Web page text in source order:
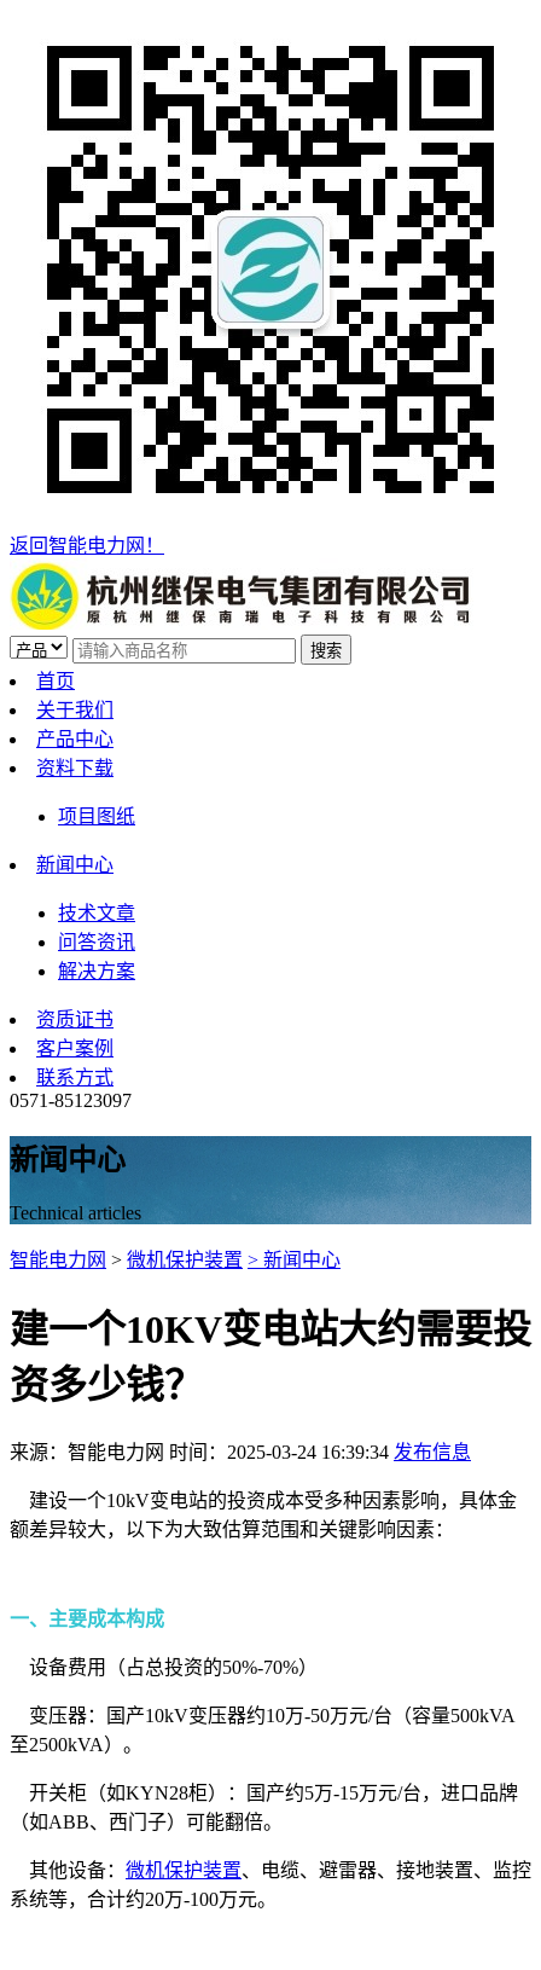
返回智能电力网！
首页
关于我们
产品中心
资料下载
项目图纸
新闻中心
技术文章
问答资讯
解决方案
资质证书
客户案例
联系方式
0571-85123097
新闻中心
Technical articles
智能电力网 > 微机保护装置 > 新闻中心
建一个10KV变电站大约需要投
资多少钱？
来源：智能电力网 时间：2025-03-24 16:39:34 发布信息
建设一个10kV变电站的投资成本受多种因素影响，具体金
额差异较大，以下为大致估算范围和关键影响因素：
一、主要成本构成
设备费用（占总投资的50%-70%）
变压器：国产10kV变压器约10万-50万元/台（容量500kVA
至2500kVA）。
开关柜（如KYN28柜）：国产约5万-15万元/台，进口品牌
（如ABB、西门子）可能翻倍。
其他设备： 微机保护装置、电缆、避雷器、接地装置、监控
系统等，合计约20万-100万元。